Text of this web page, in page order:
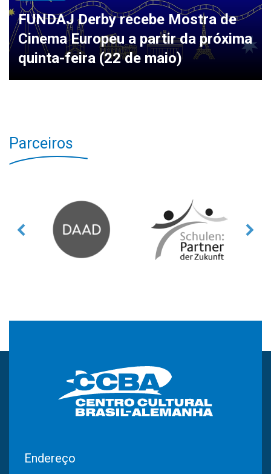
FUNDAJ Derby recebe Mostra de
Cinema Europeu a partir da próxima
quinta-feira (22 de maio)
Parceiros
Endereço